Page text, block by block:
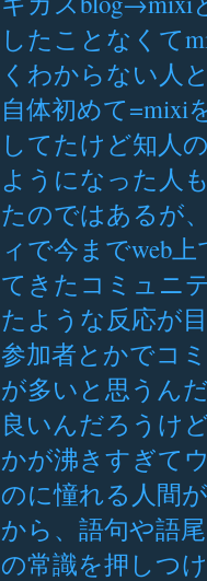
したことなくて
くわからない人
自体初めて=mixi
してたけど知人
ようになった人
たのではあるが
ィで今までweb
てきたコミュニ
たような反応が
参加者とかでコ
が多いと思うん
良いんだろうけ
かが沸きすぎて
のに憧れる人間
から、語句や語
の常識を押しつ